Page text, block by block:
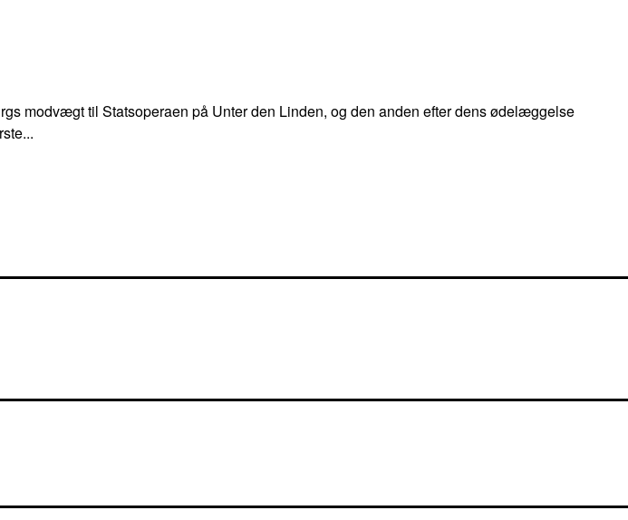
modvægt til Statsoperaen på Unter den Linden, og den anden efter dens ødelæggelse